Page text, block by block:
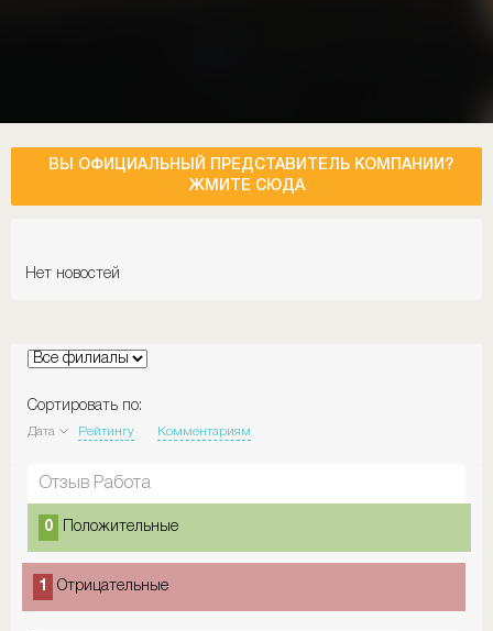
ВЫ ОФИЦИАЛЬНЫЙ ПРЕДСТАВИТЕЛЬ КОМПАНИИ?
ЖМИТЕ СЮДА
Нет новостей
Сортировать по:
Дата Рейтингу Комментариям
Отзыв Работа
0 Положительные
1 Отрицательные